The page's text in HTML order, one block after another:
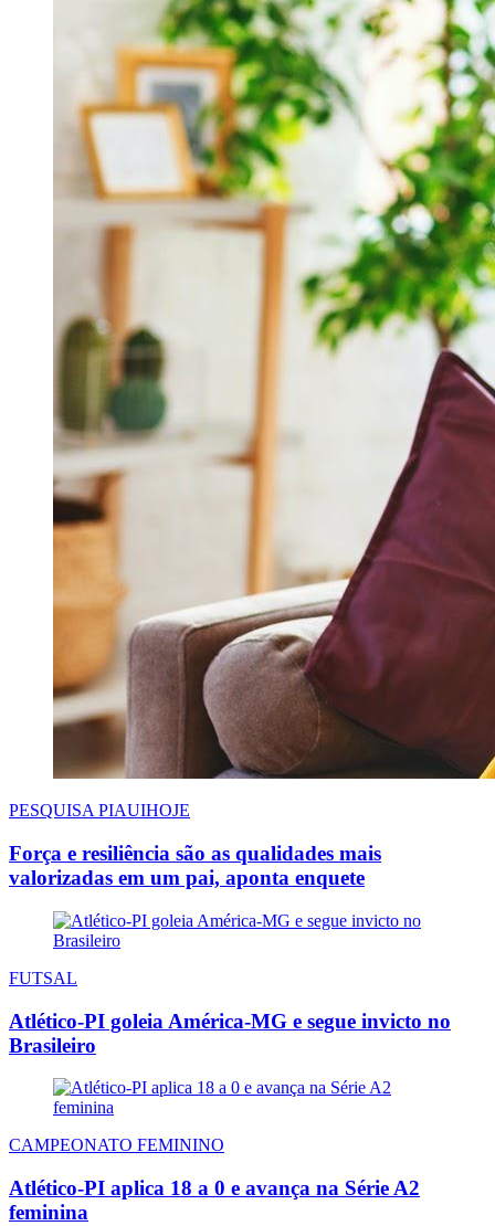
PESQUISA PIAUIHOJE
Força e resiliência são as qualidades mais
valorizadas em um pai, aponta enquete
FUTSAL
Atlético-PI goleia América-MG e segue invicto no
Brasileiro
CAMPEONATO FEMININO
Atlético-PI aplica 18 a 0 e avança na Série A2
feminina